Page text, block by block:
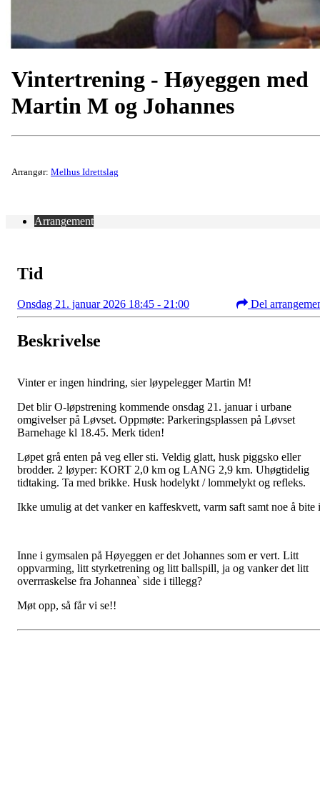
Vintertrening - Høyeggen med
Martin M og Johannes
Arrangør: Melhus Idrettslag
Arrangement
Tid
Onsdag 21. januar 2026 18:45 - 21:00 Del
Beskrivelse
Vinter er ingen hindring, sier løypelegger Martin M!
Det blir O-løpstrening kommende onsdag 21. januar i urbane
omgivelser på Løvset. Oppmøte: Parkeringsplassen på Løvset
Barnehage kl 18.45. Merk tiden!
Løpet grå enten på veg eller sti. Veldig glatt, husk piggsko eller
brodder. 2 løyper: KORT 2,0 km og LANG 2,9 km. Uhøgtidelig
tidtaking. Ta med brikke. Husk hodelykt / lommelykt og refleks.
Ikke umulig at det vanker en kaffeskvett, varm saft samt noe å bite
Inne i gymsalen på Høyeggen er det Johannes som er vert. Litt
oppvarming, litt styrketrening og litt ballspill, ja og vanker det litt
overrraskelse fra Johannea` side i tillegg?
Møt opp, så får vi se!!